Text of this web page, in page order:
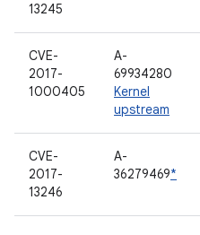
13245
CVE-
2017-
1000405
A-
69934280
Kernel
upstream
CVE-
2017-
13246
A-
36279469*